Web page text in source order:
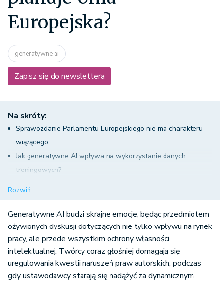
Europejska?
generatywne ai
Zapisz się do newslettera
Sprawozdanie Parlamentu Europejskiego nie ma charakteru
wiążącego
Jak generatywne AI wpływa na wykorzystanie danych
treningowych?
Chronione tylko to, co zostało stworzone przez człowieka
Dwa możliwe kierunki reformy prawa a generatywne AI
Wzmocnienie pozycji twórców poprzez rozbudowę systemu
licencji
Generatywne AI a stosowanie mechanizmu opt-out
Interesy prasy i pluralizm mediów
Terytorialność prawa i globalny wymiar generatywnego AI
ożywionych dyskusji dotyczących nie tylko wpływu na rynek
pracy, ale przede wszystkim ochrony własności
intelektualnej. Twórcy coraz głośniej domagają się
uregulowania kwestii naruszeń praw autorskich, podczas
gdy ustawodawcy starają się nadążyć za dynamicznym
rozwojem technologicznym. Sprawdźmy, jakie kierunki